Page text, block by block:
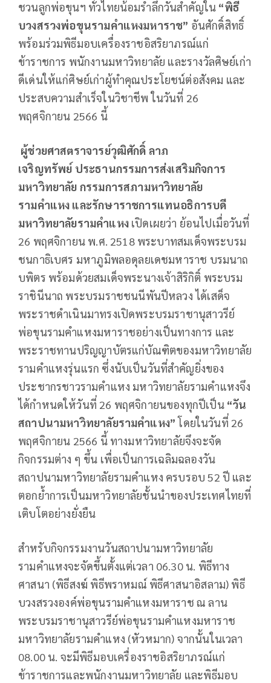
ชวนลูกพ่อขุนฯ ทั่วไทยน้อมรำลึกวันสำคัญใน “พิธี
บวงสรวงพ่อขุนรามคำแหงมหาราช” อันศักดิ์สิทธิ์
พร้อมร่วมพิธีมอบเครื่องราชอิสริยาภรณ์แก่
ข้าราชการ พนักงานมหาวิทยาลัย และรางวัลศิษย์เก่า
ดีเด่นให้แก่ศิษย์เก่าผู้ทำคุณประโยชน์ต่อสังคม และ
ประสบความสำเร็จในวิชาชีพ ในวันที่ 26
พฤศจิกายน 2566 นี้
ผู้ช่วยศาสตราจารย์วุฒิศักดิ์ ลาภ
เจริญทรัพย์ ประธานกรรมการส่งเสริมกิจการ
มหาวิทยาลัย กรรมการสภามหาวิทยาลัย
รามคำแหง และรักษาราชการแทนอธิการบดี
มหาวิทยาลัยรามคำแหงเปิดเผยว่า ย้อนไปเมื่อวันที่
26 พฤศจิกายน พ.ศ. 2518 พระบาทสมเด็จพระบรม
ชนกาธิเบศร มหาภูมิพลอดุลยเดชมหาราช บรมนาถ
บพิตร พร้อมด้วยสมเด็จพระนางเจ้าสิริกิติ์ พระบรม
ราชินีนาถ พระบรมราชชนนีพันปีหลวง ได้เสด็จ
พระราชดำเนินมาทรงเปิดพระบรมราชานุสาวรีย์
พ่อขุนรามคำแหงมหาราชอย่างเป็นทางการ และ
พระราชทานปริญญาบัตรแก่บัณฑิตของมหาวิทยาลัย
รามคำแหงรุ่นแรก ซึ่งนับเป็นวันที่สำคัญยิ่งของ
ประชากรชาวรามคำแหง มหาวิทยาลัยรามคำแหงจึง
ได้กำหนดให้วันที่ 26 พฤศจิกายนของทุกปีเป็น “วัน
สถาปนามหาวิทยาลัยรามคำแหง”โดยในวันที่ 26
พฤศจิกายน 2566 นี้ ทางมหาวิทยาลัยจึงจะจัด
กิจกรรมต่าง ๆ ขึ้น เพื่อเป็นการเฉลิมฉลองวัน
สถาปนามหาวิทยาลัยรามคำแหง ครบรอบ 52 ปี และ
ตอกย้ำการเป็นมหาวิทยาลัยชั้นนำของประเทศไทยที่
เติบโตอย่างยั่งยืน
สำหรับกิจกรรมงานวันสถาปนามหาวิทยาลัย
รามคำแหงจะจัดขึ้นตั้งแต่เวลา 06.30 น. พิธีทาง
ศาสนา (พิธีสงฆ์ พิธีพราหมณ์ พิธีศาสนาอิสลาม) พิธี
บวงสรวงองค์พ่อขุนรามคำแหงมหาราช ณ ลาน
พระบรมราชานุสาวรีย์พ่อขุนรามคำแหงมหาราช
มหาวิทยาลัยรามคำแหง (หัวหมาก) จากนั้นในเวลา
08.00 น. จะมีพิธีมอบเครื่องราชอิสริยาภรณ์แก่
ข้าราชการและพนักงานมหาวิทยาลัย และพิธีมอบ